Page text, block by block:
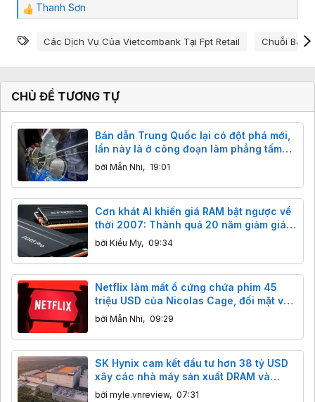
C
m
c
:
Thanh Sơn
Từ khóa
Các Dịch Vụ Của Vietcombank Tại Fpt Retail Chuỗi Bán
CHỦ ĐỀ TƯƠNG TỰ
Bán dẫn Trung Quốc lại có đột phá mới,
lần này là ở công đoạn làm phẳng tấm
wafer
bởi Mẫn Nhi, 19:01
Cơn khát AI khiến giá RAM bật ngược về
thời 2007: Thành quả 20 năm giảm giá
"bốc hơi" chỉ sau vài tháng
bởi Kiều My, 09:34
Netflix làm mất ổ cứng chứa phim 45
triệu USD của Nicolas Cage, đối mặt vụ
kiện 105 triệu USD
bởi Mẫn Nhi, 09:29
SK Hynix cam kết đầu tư hơn 38 tỷ USD
xây các nhà máy sản xuất DRAM và
NAND mới
bởi myle.vnreview, 07:31